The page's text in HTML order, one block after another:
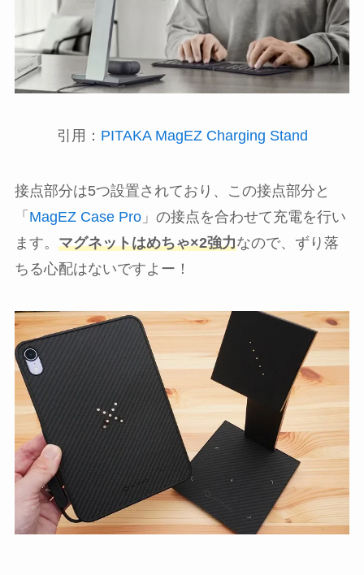
引用： PITAKA MagEZ Charging Stand
接点部分は5つ設置されており、この接点部分と
「 MagEZ Case Pro」の接点を合わせて充電を行い
ます。 マグネットはめちゃ×2強力なので、ずり落
ちる心配はないですよー！